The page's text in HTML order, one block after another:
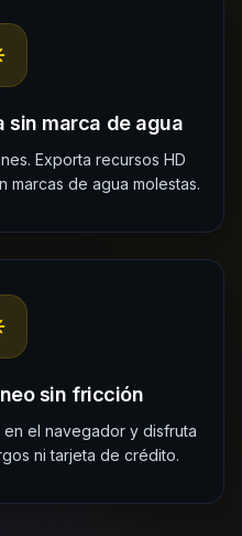
sin marca de agua
Exporta recursos HD
marcas de agua molestas.
sin fricción
el navegador y disfruta
ni tarjeta de crédito.